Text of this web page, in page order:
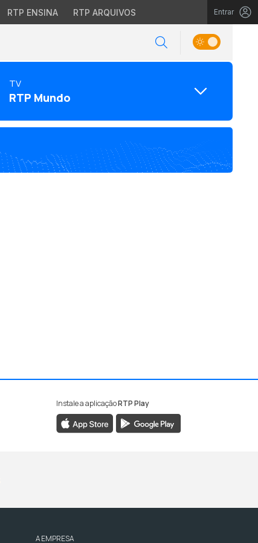
RTP ENSINA RTP ARQUIVOS Entrar
TV
RTP Mundo
Instale a aplicaçãoRTP Play
A EMPRESA